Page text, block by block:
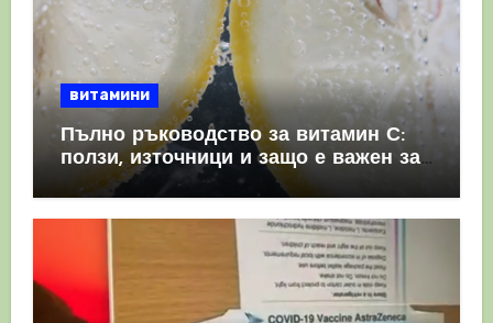
витамини
Пълно ръководство за витамин С:
ползи, източници и защо е важен за
имунната система